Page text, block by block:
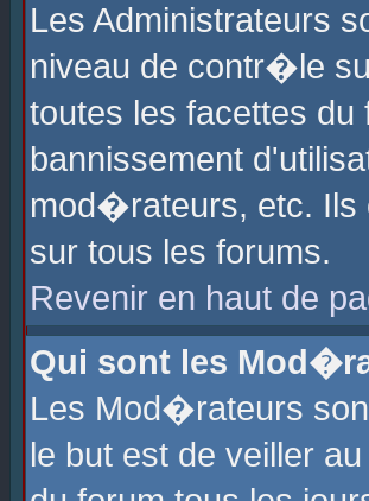
Les Administrateurs
niveau de contr�le
toutes les facettes
bannissement
mod�rateurs, etc.
sur tous les forums.
Revenir en haut de
Qui sont les
Les Mod�rateurs
le but est de veiller